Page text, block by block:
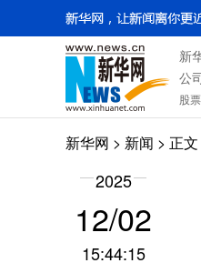
新
公
股
新华网 > 新闻 > 正文
2025
12/02
15:44:15